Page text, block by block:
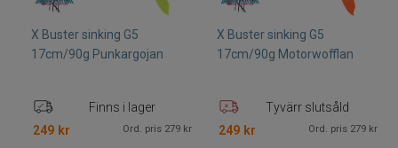
Vinterfiske
X Buster sinking G5
17cm/90g Punkargojan
Finns i lager
249 kr Ord. pris 279 kr
X Buster sinking G5
17cm/90g Motorwofflan
Tyvärr slutsåld
249 kr Ord. pris 279 kr